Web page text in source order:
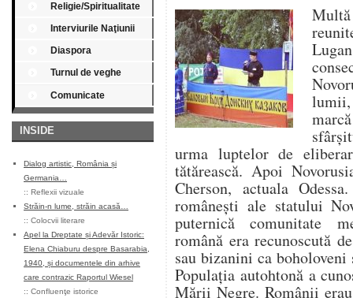
Religie/Spiritualitate
Interviurile Naţiunii
Diaspora
Turnul de veghe
Comunicate
INSIDE
Dialog artistic, România și
Germania…
:: Reflexii vizuale
Străin-n lume, străin acasă…
:: Colocvii literare
Apel la Dreptate și Adevăr Istoric:
Elena Chiaburu despre Basarabia,
1940, și documentele din arhive
care contrazic Raportul Wiesel
:: Confluenţe istorice
lumii,
urma luptelor de
tătărească. Apoi
Cherson, actuala
româneşti ale statului
puternică comunitate
română era recunoscută
sau bizanini ca
Populaţia autohtonă a
Mării Negre. Românii